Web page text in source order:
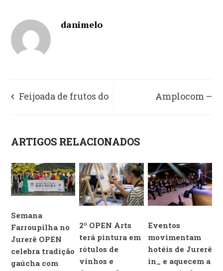
danimelo
Feijoada de frutos do
prato preferido dos
brasileiros
Amplocom –
Comunicação com
resultados
ARTIGOS RELACIONADOS
Semana
Farroupilha no
Jurerê OPEN
celebra tradição
gaúcha com
2º OPEN Arts
terá pintura em
rótulos de
vinhos e
Eventos
movimentam
hotéis de Jurerê
in_ e aquecem a